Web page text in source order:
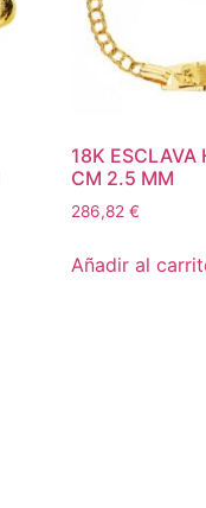
18K ESCLAVA
CM 2.5 MM
286,82 €
Añadir al